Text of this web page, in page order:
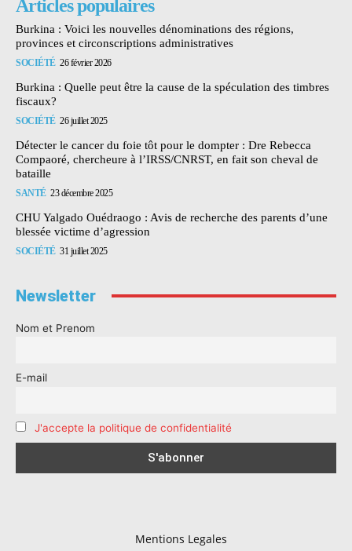
Articles populaires
Burkina : Voici les nouvelles dénominations des régions,
provinces et circonscriptions administratives
SOCIÉTÉ 26 février 2026
Burkina : Quelle peut être la cause de la spéculation des timbres
fiscaux?
SOCIÉTÉ 26 juillet 2025
Détecter le cancer du foie tôt pour le dompter : Dre Rebecca
Compaoré, chercheure à l’IRSS/CNRST, en fait son cheval de
bataille
SANTÉ 23 décembre 2025
CHU Yalgado Ouédraogo : Avis de recherche des parents d’une
blessée victime d’agression
SOCIÉTÉ 31 juillet 2025
Newsletter
Nom et Prenom
E-mail
J'accepte la politique de confidentialité
Mentions Legales